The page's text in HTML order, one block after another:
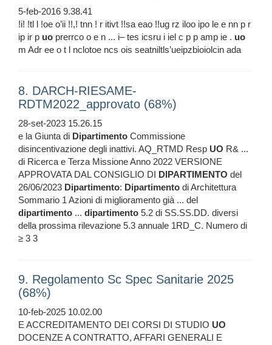
5-feb-2016 9.38.41
!i! !tl l !oe o’ii !!,! tnn ! r itivt !!sa eao !!ug rz iloo ipo le e nn p r
ip ir p uo prerrco o e n ... i– tes icsru i iel c p p amp ie . uo
m Adr ee o t l nclotoe ncs ois seatniltls’ueipzbioiolcin ada
8. DARCH-RIESAME-
RDTM2022_approvato (68%)
28-set-2023 15.26.15
e la Giunta di Dipartimento Commissione
disincentivazione degli inattivi. AQ_RTMD Resp UO R& ...
di Ricerca e Terza Missione Anno 2022 VERSIONE
APPROVATA DAL CONSIGLIO DI DIPARTIMENTO del
26/06/2023 Dipartimento: Dipartimento di Architettura
Sommario 1 Azioni di miglioramento già ... del
dipartimento ... dipartimento 5.2 di SS.SS.DD. diversi
della prossima rilevazione 5.3 annuale 1RD_C. Numero di
≥ 3 3
9. Regolamento Sc Spec Sanitarie 2025
(68%)
10-feb-2025 10.02.00
E ACCREDITAMENTO DEI CORSI DI STUDIO UO
DOCENZE A CONTRATTO, AFFARI GENERALI E